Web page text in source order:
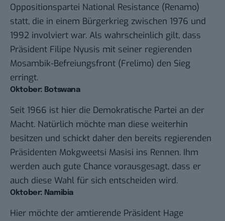
Oppositionspartei National Resistance (Renamo)
statt, die in einem Bürgerkrieg zwischen 1976 und
1992 involviert war. Als wahrscheinlich gilt, dass
Präsident Filipe Nyusis mit seiner regierenden
Mosambik-Befreiungsfront (Frelimo) den Sieg
erringt.
Oktober: Botswana
Seit 1966 ist hier die Demokratische Partei an der
Macht. Natürlich möchte man diese weiterhin
besitzen und schickt daher den bereits regierenden
Präsidenten Mokgweetsi Masisi ins Rennen. Ihm
werden auch gute Chance vorausgesagt, dass er
auch diese Wahl für sich entscheiden wird.
Oktober: Namibia
Hier möchte der amtierende Präsident Hage